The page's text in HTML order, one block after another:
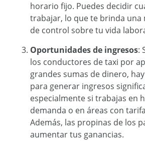
horario fijo. Puedes decidir
trabajar, lo que te brinda una
de control sobre tu vida
Oportunidades de ingresos:
los conductores de taxi por
grandes sumas de dinero,
para generar ingresos
especialmente si trabajas en
demanda o en áreas con
Además, las propinas de los
aumentar tus ganancias.